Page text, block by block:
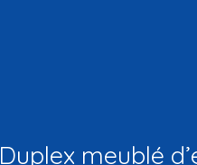
Duplex meublé